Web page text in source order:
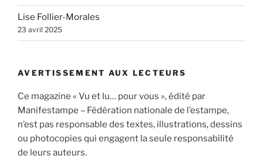
Lise Follier-Morales
23 avril 2025
AVERTISSEMENT AUX LECTEURS
Ce magazine « Vu et lu… pour vous », édité par
Manifestampe – Fédération nationale de l’estampe,
n’est pas responsable des textes, illustrations, dessins
ou photocopies qui engagent la seule responsabilité
de leurs auteurs.